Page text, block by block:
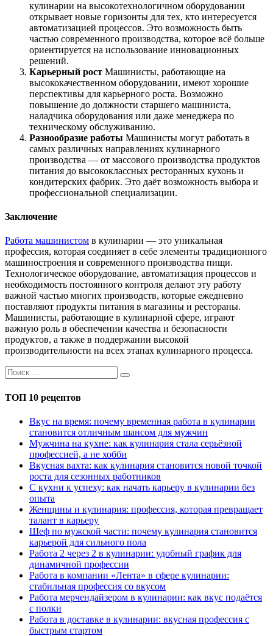
кулинарии на высокотехнологичном оборудовании
открывает новые горизонты для тех, кто интересуется
автоматизацией процессов. Это возможность быть
частью современного производства, которое всё больше
ориентируется на использование инновационных
решений.
Карьерный рост Машинисты, работающие на
высококачественном оборудовании, имеют хорошие
перспективы для карьерного роста. Возможно
повышение до должности старшего машиниста,
наладчика оборудования или даже менеджера по
техническому обслуживанию.
Разнообразие работы Машинисты могут работать в
самых различных направлениях кулинарного
производства — от массового производства продуктов
питания до высококлассных ресторанных кухонь и
кондитерских фабрик. Это даёт возможность выбора и
профессиональной специализации.
Заключение
Работа машинистом в кулинарии — это уникальная
профессия, которая соединяет в себе элементы традиционного
машиностроения и современного производства пищи.
Технологическое оборудование, автоматизация процессов и
необходимость постоянного контроля делают эту работу
важной частью многих производств, которые ежедневно
поставляют продукты питания в магазины и рестораны.
Машинисты, работающие в кулинарной сфере, играют
важную роль в обеспечении качества и безопасности
продуктов, а также в поддержании высокой
производительности на всех этапах кулинарного процесса.
ТОП 10 рецептов
Вкус на время: почему временная работа в кулинарии
становится отличным шансом для мужчин
Мужчина на кухне: как кулинария стала серьёзной
профессией, а не хобби
Вкусная вахта: как кулинария становится новой точкой
роста для сезонных работников
С кухни к успеху: как начать карьеру в кулинарии без
опыта
Женщины и кулинария: профессия, которая превращает
талант в карьеру
Шеф по мужской части: почему кулинария становится
карьерой для сильного пола
Работа 2 через 2 в кулинарии: удобный график для
динамичной профессии
Работа в компании «Лента» в сфере кулинарии:
стабильная профессия со вкусом
Работа мерчендайзером в кулинарии: как вкус подаётся
с полки
Работа в доставке в кулинарии: вкусная профессия с
быстрым стартом